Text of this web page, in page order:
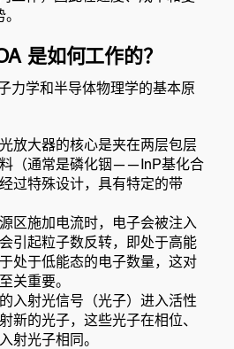
是如何工作的？
力学和半导体物理学的基本原
放大器的核心是夹在两层包层
（通常是磷化铟——InP基化合
过特殊设计，具有特定的带
区施加电流时，电子会被注入
引起粒子数反转，即处于高能
处于低能态的电子数量，这对
关重要。
入射光信号（光子）进入活性
新的光子，这些光子在相位、
射光子相同。